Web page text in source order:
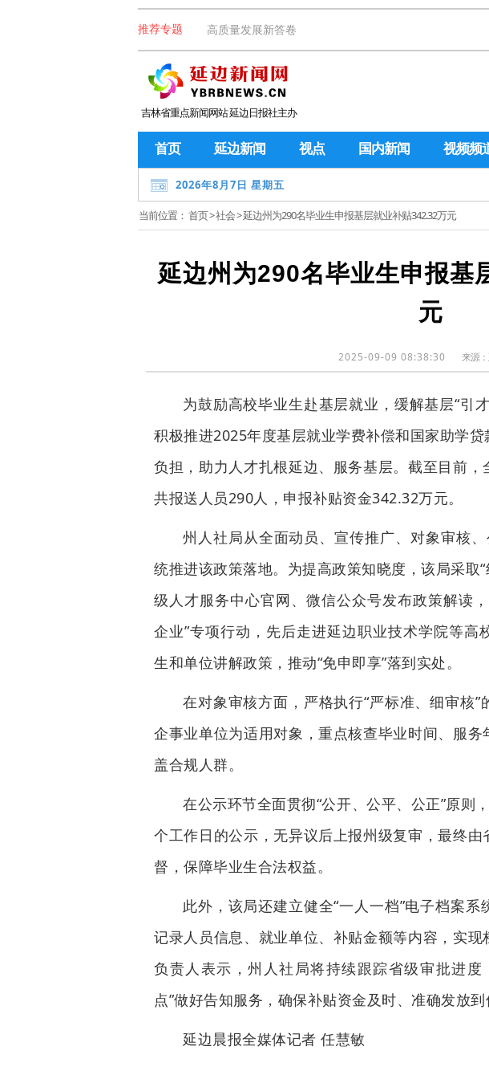
推荐专题 高质量发展新答卷
吉林省重点新闻网站 延边日报社主办
首页 延边新闻 视点 国内新闻 视频频
2026年8月7日 星期五
当前位置： 首页>社会> 延边州为290名毕业生申报基层就业补贴342.32万元
延边州为290名毕业生申报基
元
2025-09-09 08:38:30 来源：
为鼓励高校毕业生赴基层就业，缓解基层“引
积极推进2025年度基层就业学费补偿和国家助学
负担，助力人才扎根延边、服务基层。截至目前，
共报送人员290人，申报补贴资金342.32万元。
州人社局从全面动员、宣传推广、对象审核
统推进该政策落地。为提高政策知晓度，该局采取
级人才服务中心官网、微信公众号发布政策解读
企业”专项行动，先后走进延边职业技术学院等高
生和单位讲解政策，推动“免申即享”落到实处。
在对象审核方面，严格执行“严标准、细审核”
企事业单位为适用对象，重点核查毕业时间、服
盖合规人群。
在公示环节全面贯彻“公开、公平、公正”原则
个工作日的公示，无异议后上报州级复审，最终
督，保障毕业生合法权益。
此外，该局还建立健全“一人一档”电子档案
记录人员信息、就业单位、补贴金额等内容，实
负责人表示，州人社局将持续跟踪省级审批进度
点”做好告知服务，确保补贴资金及时、准确发放到
延边晨报全媒体记者 任慧敏